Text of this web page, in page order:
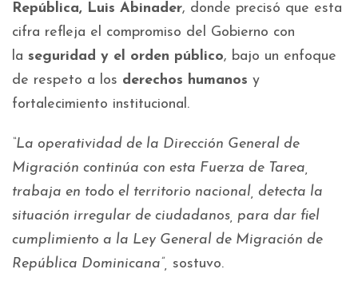
República, Luis Abinader, donde precisó que esta
cifra refleja el compromiso del Gobierno con
la seguridad y el orden público, bajo un enfoque
de respeto a los derechos humanos y
fortalecimiento institucional.
“La operatividad de la Dirección General de
Migración continúa con esta Fuerza de Tarea,
trabaja en todo el territorio nacional, detecta la
situación irregular de ciudadanos, para dar fiel
cumplimiento a la Ley General de Migración de
República Dominicana”, sostuvo.